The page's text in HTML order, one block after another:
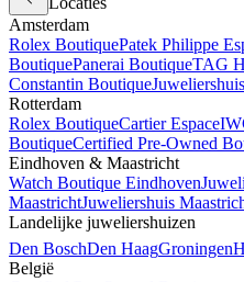
Amsterdam
Rolex BoutiquePatek Philippe
BoutiquePanerai BoutiqueTAG
Constantin Boutique
Rotterdam
Rolex BoutiqueCartier Espace
BoutiqueCertified Pre-Owned
Eindhoven & Maastricht
Watch Boutique Eindhoven
MaastrichtJuweliershuis
Landelijke juweliershuizen
Den BoschDen HaagGroningen
België